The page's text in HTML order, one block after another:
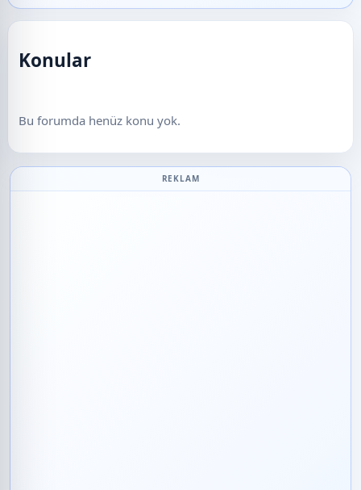
Konular
Bu forumda henüz konu yok.
REKLAM